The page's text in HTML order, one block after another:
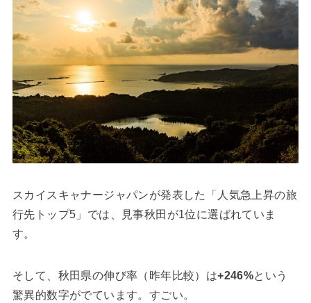
スカイスキャナージャパンが発表した「人気急上昇の旅
行先トップ5」では、見事秋田が1位に選ばれていま
す。
そして、秋田県の伸び率（昨年比較）は+246%という
驚異的数字がでています。すごい。